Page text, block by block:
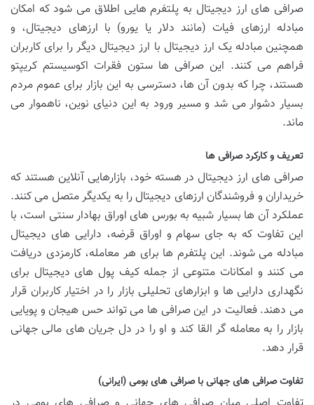
صرافی های ارز دیجیتال به پلتفرم هایی اطلاق می شود که امکان
مبادله ارزهای فیات (مانند دلار یا یورو) با ارزهای دیجیتال، و
همچنین مبادله یک ارز دیجیتال با ارز دیجیتال دیگر را برای کاربران
فراهم می کنند. این صرافی ها ستون فقرات اکوسیستم کریپتو
هستند، چرا که بدون آن ها، دسترسی به این بازار برای عموم مردم
بسیار دشوار می شد و مسیر ورود به این دنیای نوین، ناهموار می
ماند.
تعریف و کارکرد صرافی ها
صرافی های ارز دیجیتال در هسته خود، بازارهایی آنلاین هستند که
خریداران و فروشندگان ارزهای دیجیتال را به یکدیگر متصل می کنند.
عملکرد آن ها بسیار شبیه به بورس های اوراق بهادار سنتی است، با
این تفاوت که به جای سهام و اوراق قرضه، دارایی های دیجیتال
مبادله می شوند. این پلتفرم ها برای هر معامله، کارمزدی دریافت
می کنند و امکانات متنوعی از جمله کیف پول های دیجیتال برای
نگهداری دارایی ها و ابزارهای تحلیلی بازار را در اختیار کاربران قرار
می دهند. فعالیت در این صرافی ها می تواند حس هیجان و پویایی
بازار را به معامله گر القا کند و او را در دل جریان های مالی جهانی
قرار دهد.
تفاوت صرافی های جهانی با صرافی های بومی (ایرانی)